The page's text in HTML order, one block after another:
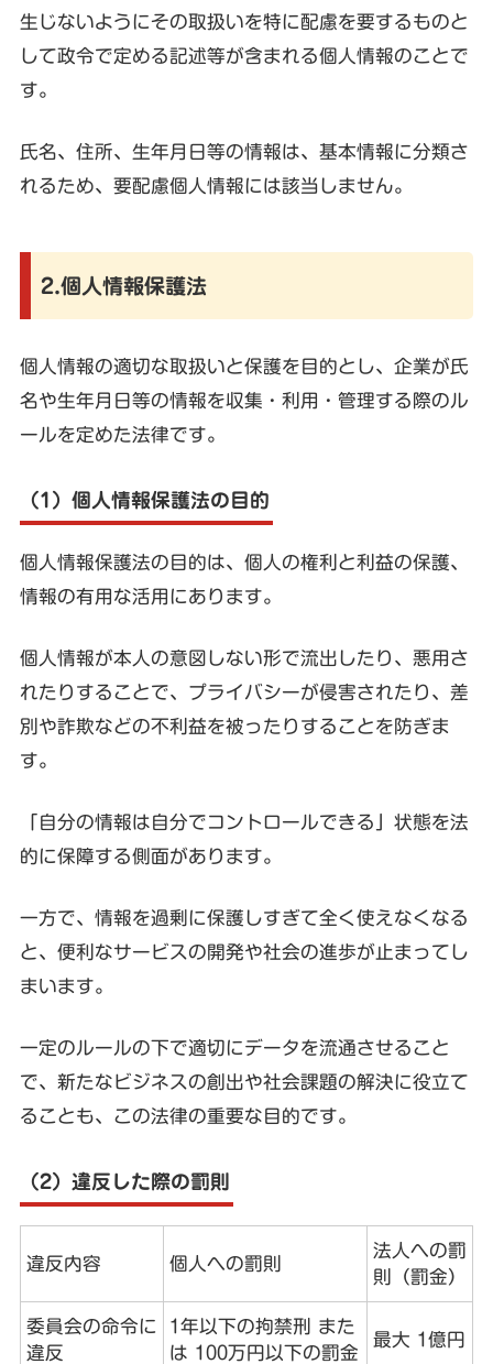
生じないようにその取扱いを特に配慮を要するものと
して政令で定める記述等が含まれる個人情報のことで
す。
氏名、住所、生年月日等の情報は、基本情報に分類さ
れるため、要配慮個人情報には該当しません。
2.個人情報保護法
個人情報の適切な取扱いと保護を目的とし、企業が氏
名や生年月日等の情報を収集・利用・管理する際のル
ールを定めた法律です。
（1）個人情報保護法の目的
個人情報保護法の目的は、個人の権利と利益の保護、
情報の有用な活用にあります。
個人情報が本人の意図しない形で流出したり、悪用さ
れたりすることで、プライバシーが侵害されたり、差
別や詐欺などの不利益を被ったりすることを防ぎま
す。
「自分の情報は自分でコントロールできる」状態を法
的に保障する側面があります。
一方で、情報を過剰に保護しすぎて全く使えなくなる
と、便利なサービスの開発や社会の進歩が止まってし
まいます。
一定のルールの下で適切にデータを流通させること
で、新たなビジネスの創出や社会課題の解決に役立て
ることも、この法律の重要な目的です。
（2）違反した際の罰則
違反内容 個人への罰則
法人への罰
則（罰金）
委員会の命令に
違反
1年以下の拘禁刑 また
は 100万円以下の罰金
最大 1億円